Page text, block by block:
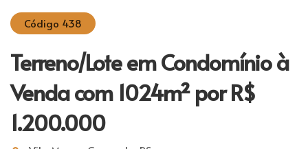
Código 438
Terreno/Lote em Condomínio à
Venda com 1024m²por R$
1.200.000